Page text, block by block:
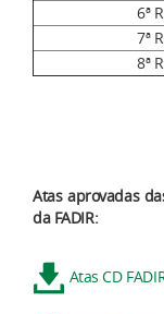
6ª
7ª
8ª
Atas aprovadas
da FADIR:
Atas CD